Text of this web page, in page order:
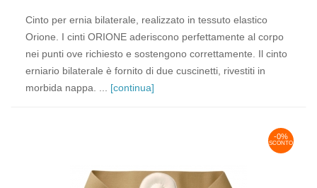
Cinto per ernia bilaterale, realizzato in tessuto elastico
Orione. I cinti ORIONE aderiscono perfettamente al corpo
nei punti ove richiesto e sostengono correttamente. Il cinto
erniario bilaterale è fornito di due cuscinetti, rivestiti in
morbida nappa. ... [continua]
-0%
SCONTO